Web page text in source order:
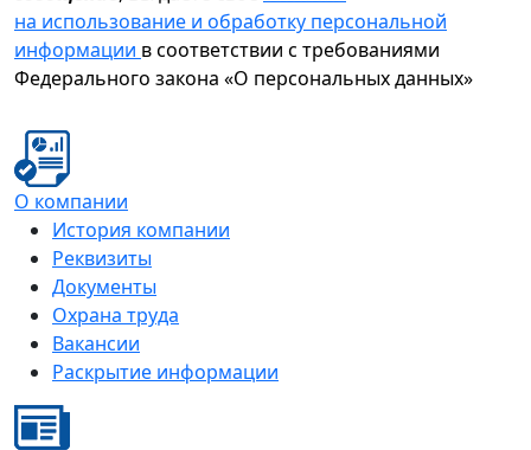
на использование и обработку персональной
информации в соответствии с требованиями
Федерального закона «О персональных данных»
О компании
История компании
Реквизиты
Документы
Охрана труда
Вакансии
Раскрытие информации